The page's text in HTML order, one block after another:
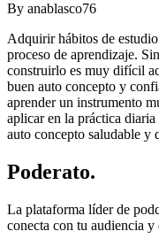
By anablasco76
Adquirir hábitos de
proceso de aprendizaje.
construirlo es muy difícil
buen auto concepto y
aprender un instrumento
aplicar en la práctica
auto concepto saludable y
Poderato.
La plataforma líder de
conecta con tu audiencia